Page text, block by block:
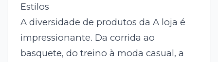
Estilos
A diversidade de produtos da A loja é
impressionante. Da corrida ao
basquete, do treino à moda casual, a